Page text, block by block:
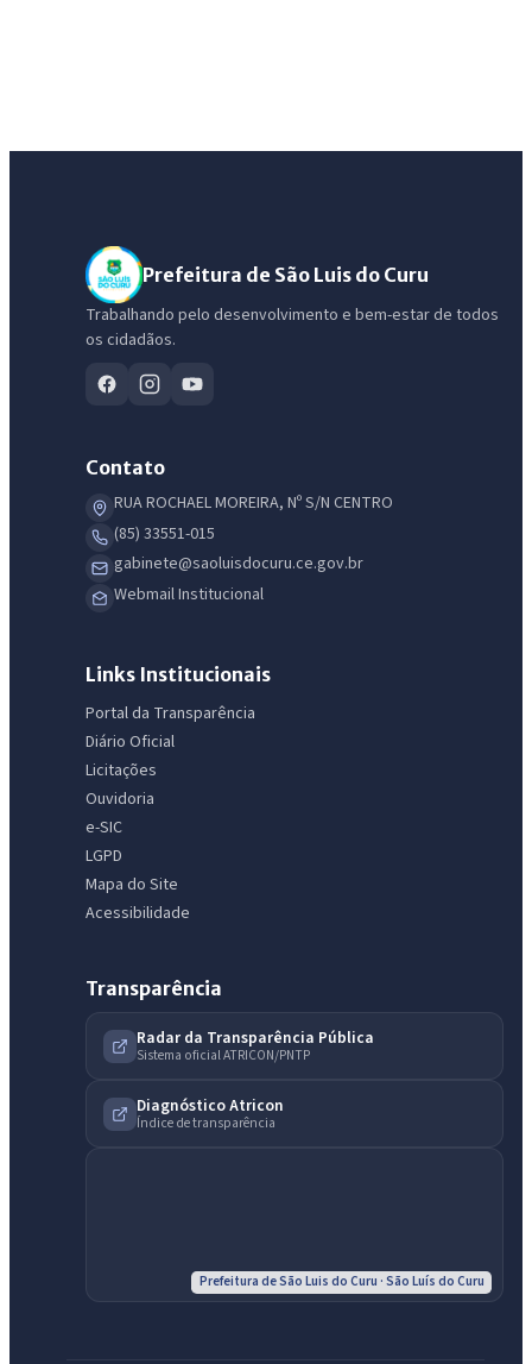
Prefeitura de São Luis do Curu
Trabalhando pelo desenvolvimento e bem-estar de todos
os cidadãos.
Contato
RUA ROCHAEL MOREIRA, Nº S/N CENTRO
(85) 33551-015
gabinete@saoluisdocuru.ce.gov.br
Webmail Institucional
Links Institucionais
Portal da Transparência
Diário Oficial
Licitações
Ouvidoria
e-SIC
LGPD
Mapa do Site
Acessibilidade
Transparência
Radar da Transparência Pública
Sistema oficial ATRICON/PNTP
Diagnóstico Atricon
Índice de transparência
Prefeitura de São Luis do Curu · São Luís do Curu
Assistente do Portal
Olá. Pergunte sobre serviços, notícias, legislação, Diário Oficial,
licitações, estrutura ou transparência do município.
Licitações abertas Carta de serviços